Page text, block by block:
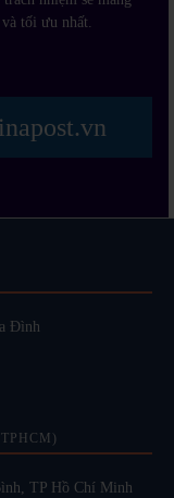
tối ưu nhất.
Đình
TP Hồ Chí Minh